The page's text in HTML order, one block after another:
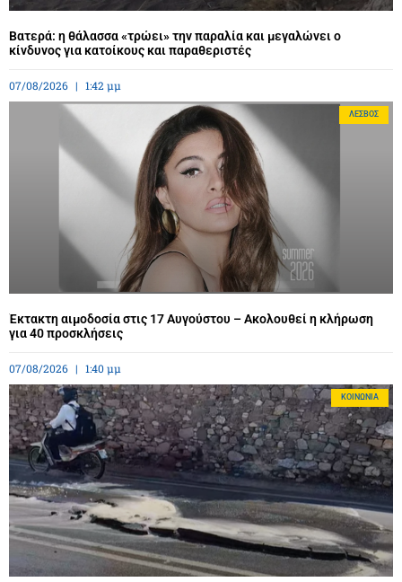
Βατερά: η θάλασσα «τρώει» την παραλία και μεγαλώνει ο
κίνδυνος για κατοίκους και παραθεριστές
07/08/2026 1:42 μμ
ΛΈΣΒΟΣ
Έκτακτη αιμοδοσία στις 17 Αυγούστου – Ακολουθεί η κλήρωση
για 40 προσκλήσεις
07/08/2026 1:40 μμ
ΚΟΙΝΩΝΊΑ